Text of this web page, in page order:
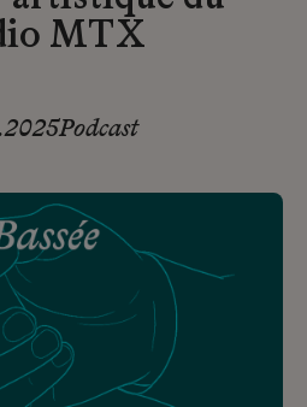
MTX
Podcast